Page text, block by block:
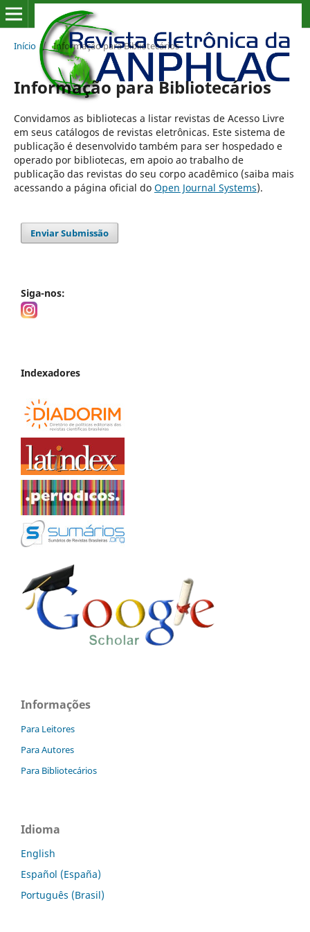
Início / Informação para Bibliotecários
Informação para Bibliotecários
Convidamos as bibliotecas a listar revistas de Acesso Livre
em seus catálogos de revistas eletrônicas. Este sistema de
publicação é desenvolvido também para ser hospedado e
operado por bibliotecas, em apoio ao trabalho de
publicação das revistas do seu corpo acadêmico (saiba mais
acessando a página oficial do Open Journal Systems).
Enviar Submissão
Siga-nos:
Indexadores
Informações
Para Leitores
Para Autores
Para Bibliotecários
Idioma
English
Español (España)
Português (Brasil)